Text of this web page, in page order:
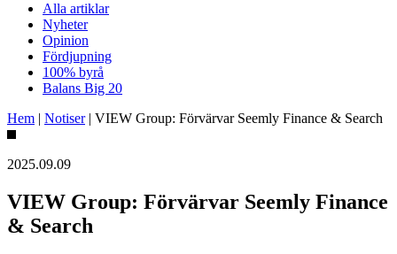
Alla artiklar
Nyheter
Opinion
Fördjupning
100% byrå
Balans Big 20
Hem | Notiser| VIEW Group: Förvärvar Seemly Finance & Search
2025.09.09
VIEW Group: Förvärvar Seemly Finance
& Search